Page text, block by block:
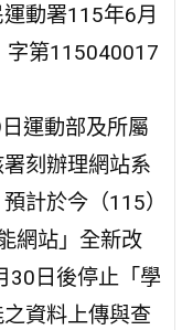
動署115年6月
字第115040017
運動部及所屬
刻辦理網站系
計於今（115）
網站」全新改
30日後停止「學
資料上傳與查